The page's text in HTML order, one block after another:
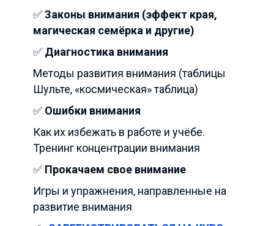
✅Законы внимания (эффект края,
магическая семёрка и другие)
✅ Диагностика внимания
Методы развития внимания (таблицы
Шульте, «космическая» таблица)
✅ Ошибки внимания
Как их избежать в работе и учёбе.
Тренинг концентрации внимания
✅ Прокачаем свое внимание
Игры и упражнения, направленные на
развитие внимания